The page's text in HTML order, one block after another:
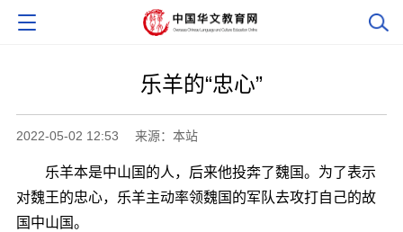
乐羊的“忠心”
2022-05-02 12:53 来源：本站
乐羊本是中山国的人，后来他投奔了魏国。为了表示
对魏王的忠心，乐羊主动率领魏国的军队去攻打自己的故
国中山国。